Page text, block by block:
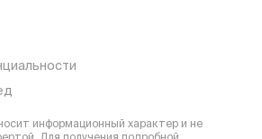
информационный характер и не
Для получения подробной